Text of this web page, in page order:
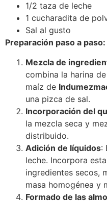
1/2 taza de leche​
1 cucharadita de
Sal al gusto​
Preparación paso a paso:
Mezcla de
combina la harina
maíz de
una pizca de sal.​
Incorporación del
la mezcla seca y
distribuido.​
Adición de líquidos:
leche. Incorpora
ingredientes secos,
masa homogénea y
Formado de las